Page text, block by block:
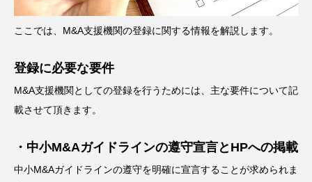
ここでは、M&A支援機関の登録に関する情報を解説します。
登録に必要な要件
M&A支援機関としての登録を行うためには、主な要件について記
載させて頂きます。
・中小M&Aガイドラインの遵守宣言とHPへの掲載
中小M&Aガイドラインの遵守を明確に宣言することが求められま